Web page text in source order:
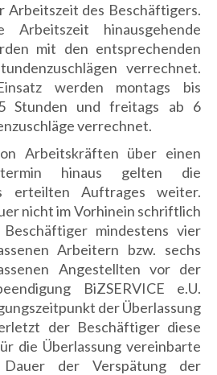
Arbeitszeit des Beschäftigers.
hinausgehende
mit den entsprechenden
verrechnet.
werden montags bis
Stunden und freitags ab 6
verrechnet.
Arbeitskräften über einen
hinaus gelten die
erteilten Auftrages weiter.
nicht im Vorhinein schriftlich
mindestens vier
Arbeitern bzw. sechs
Angestellten vor der
BiZSERVICE e.U.
der Überlassung
der Beschäftiger diese
die Überlassung vereinbarte
der Verspätung der